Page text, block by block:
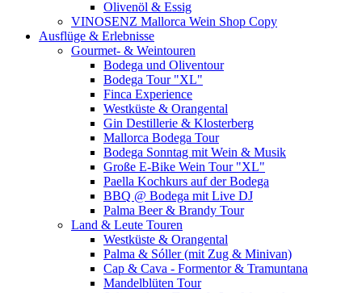
Olivenöl & Essig
VINOSENZ Mallorca Wein Shop Copy
Ausflüge & Erlebnisse
Gourmet- & Weintouren
Bodega und Oliventour
Bodega Tour "XL"
Finca Experience
Westküste & Orangental
Gin Destillerie & Klosterberg
Mallorca Bodega Tour
Bodega Sonntag mit Wein & Musik
Große E-Bike Wein Tour "XL"
Paella Kochkurs auf der Bodega
BBQ @ Bodega mit Live DJ
Palma Beer & Brandy Tour
Land & Leute Touren
Westküste & Orangental
Palma & Sóller (mit Zug & Minivan)
Cap & Cava - Formentor & Tramuntana
Mandelblüten Tour